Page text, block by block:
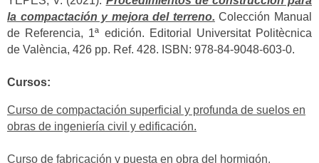
la compactación y mejora del terreno. Colección Manual
de Referencia, 1ª edición. Editorial Universitat Politècnica
de València, 426 pp. Ref. 428. ISBN: 978-84-9048-603-0.
Cursos:
Curso de compactación superficial y profunda de suelos en
obras de ingeniería civil y edificación.
Curso de fabricación y puesta en obra del hormigón.